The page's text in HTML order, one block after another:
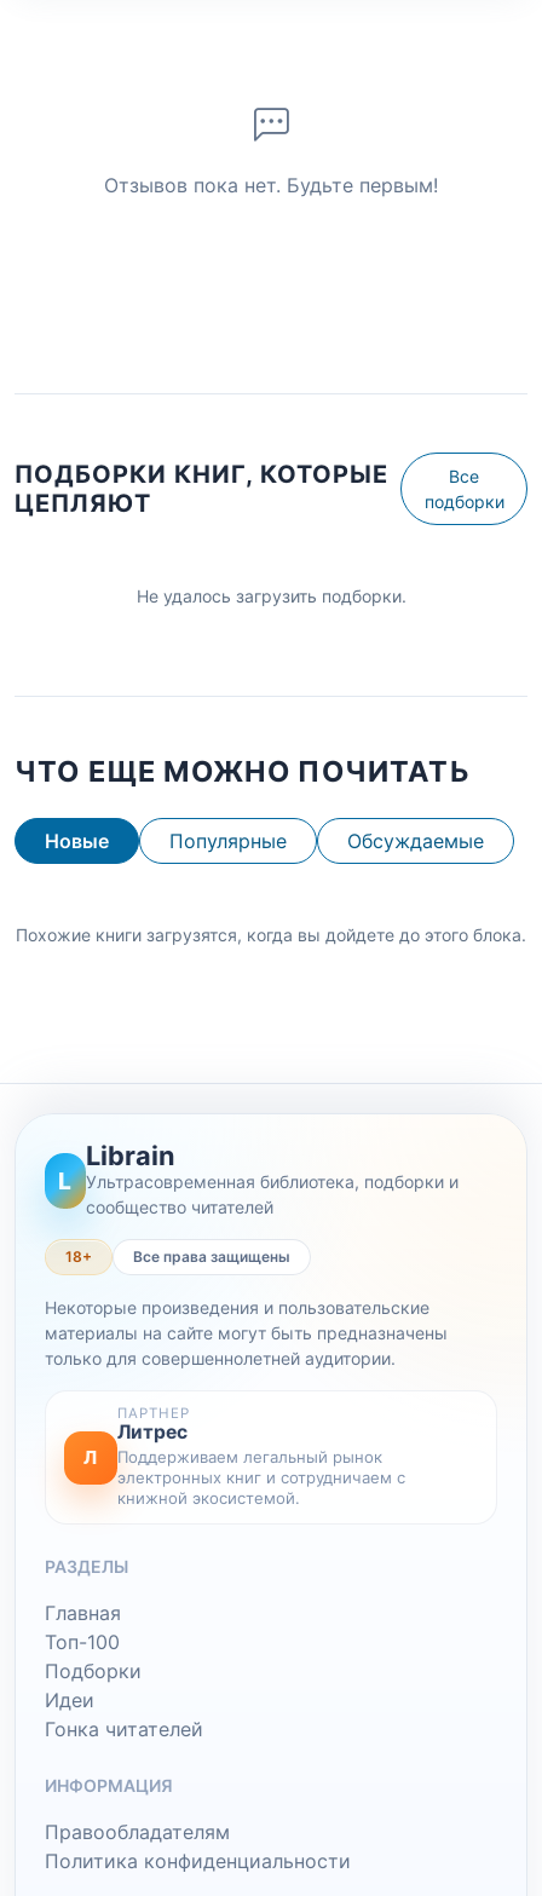
Отзывов пока нет. Будьте первым!
ПОДБОРКИ КНИГ, КОТОРЫЕ
ЦЕПЛЯЮТ
Все
подборки
Не удалось загрузить подборки.
ЧТО ЕЩЕ МОЖНО ПОЧИТАТЬ
Новые Популярные Обсуждаемые
Похожие книги загрузятся, когда вы дойдете до этого блока.
L
Librain
Ультрасовременная библиотека, подборки и
сообщество читателей
18+ Все права защищены
Некоторые произведения и пользовательские
материалы на сайте могут быть предназначены
только для совершеннолетней аудитории.
Л
ПАРТНЕР
Литрес
Поддерживаем легальный рынок
электронных книг и сотрудничаем с
книжной экосистемой.
РАЗДЕЛЫ
Главная
Топ-100
Подборки
Идеи
Гонка читателей
ИНФОРМАЦИЯ
Правообладателям
Политика конфиденциальности